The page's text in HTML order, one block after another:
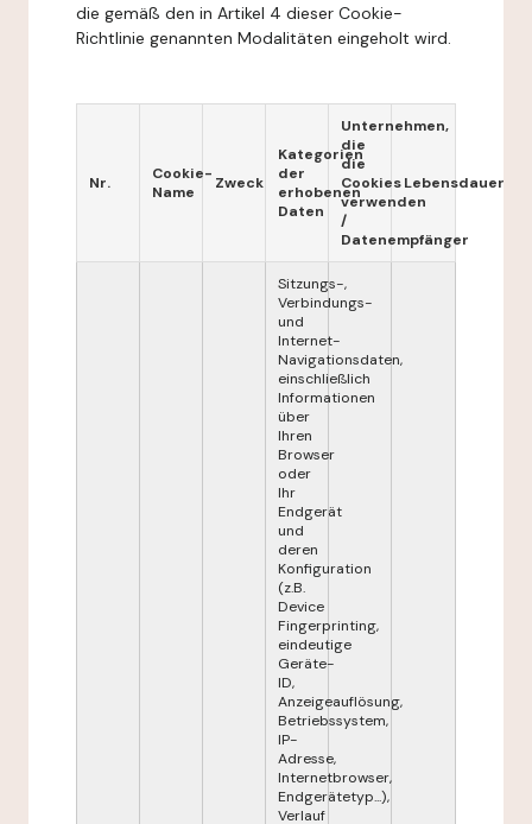
die gemäß den in Artikel 4 dieser Cookie-
Richtlinie genannten Modalitäten eingeholt wird.
Nr.
Cookie-
Name
Zweck
Kategorien
der
erhobenen
Daten
Unternehmen,
die
die
Cookies
verwenden
/
Datenempfänger
Lebensdauer
Sitzungs-,
Verbindungs-
und
Internet-
Navigationsdaten,
einschließlich
Informationen
über
Ihren
Browser
oder
Ihr
Endgerät
und
deren
Konfiguration
(z.B.
Device
Fingerprinting,
eindeutige
Geräte-
ID,
Anzeigeauflösung,
Betriebssystem,
IP-
Adresse,
Internetbrowser,
Endgerätetyp...),
Verlauf